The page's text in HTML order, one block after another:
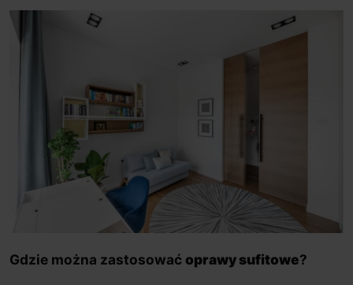
Gdzie można zastosować oprawy sufitowe?